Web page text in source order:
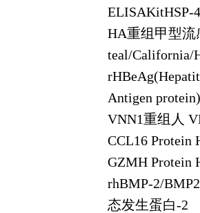
ELISAKitHSP-
HA重组甲型流
teal/California/
Antigen
VNN1重组人
CCL16 Protein
GZMH Protein
rhBMP-2/
态发生蛋白-2